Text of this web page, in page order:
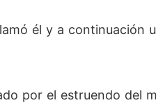
él y a continuación
por el estruendo del